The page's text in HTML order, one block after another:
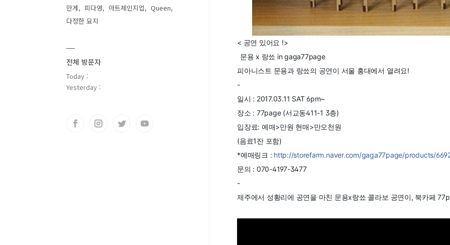
< 공연 있어요 !>
문용 x 랑쑈 in gaga77page
피아니스트 문용과 랑쑈의 공연이 서울 홍대에서 열려요!
-
일시 : 2017.03.11 SAT 6pm~
장소 : 77page (서교동411-1 3층)
입장료: 예매>만원 현매>만오천원
(음료1잔 포함)
*예매링크 : http://storefarm.naver.com/gaga77page/products/
문의 : 070-4197-3477
-
제주에서 성황리에 공연을 마친 문용x랑쑈 콜라보 공연이, 북카페
만게
피다영 아트체인지업
Queen
다정한 묘지
전체 방문자
Today :
Yesterday :